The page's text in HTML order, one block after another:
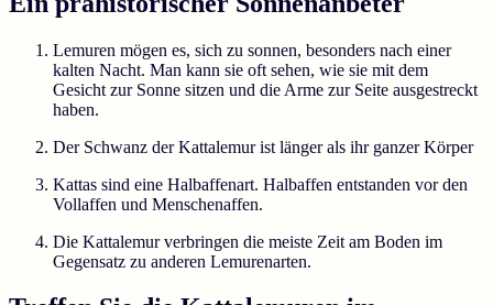
Lemuren mögen es, sich zu sonnen, besonders nach einer
kalten Nacht. Man kann sie oft sehen, wie sie mit dem
Gesicht zur Sonne sitzen und die Arme zur Seite ausgestreckt
haben.
Der Schwanz der Kattalemur ist länger als ihr ganzer Körper
Kattas sind eine Halbaffenart. Halbaffen entstanden vor den
Vollaffen und Menschenaffen.
Die Kattalemur verbringen die meiste Zeit am Boden im
Gegensatz zu anderen Lemurenarten.